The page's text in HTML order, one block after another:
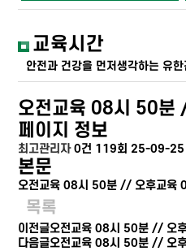
교육시간
안전과 건강을 먼저생각하는 유
오전교육 08시 50분
페이지 정보
최고관리자 0건 119회 25-09-
본문
오전교육 08시 50분 // 오후교육
목록
이전글오전교육 08시 50분 // 오
다음글오전교육 08시 50분 // 오